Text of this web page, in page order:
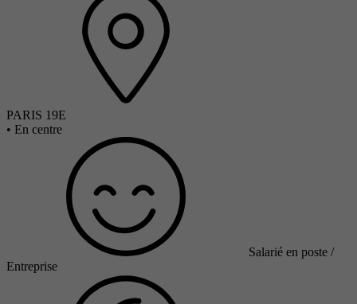
PARIS 19E
• En centre
Salarié en poste /
Entreprise